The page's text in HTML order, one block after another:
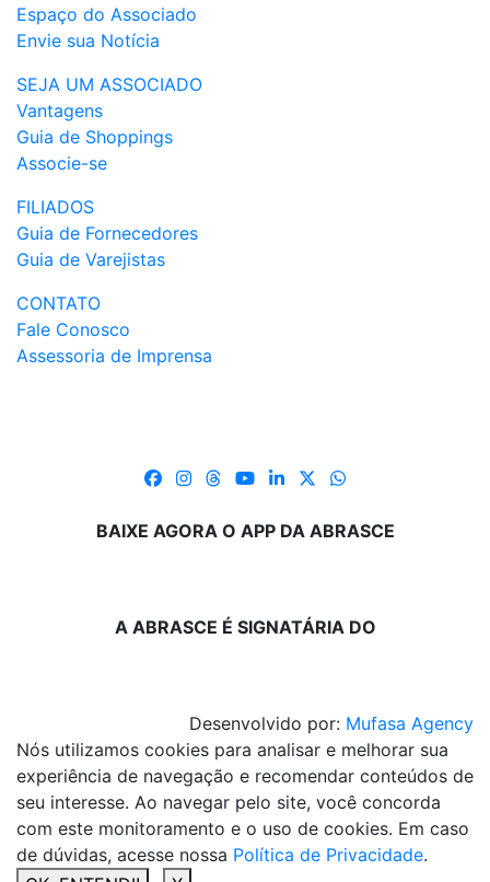
Espaço do Associado
Envie sua Notícia
SEJA UM ASSOCIADO
Vantagens
Guia de Shoppings
Associe-se
FILIADOS
Guia de Fornecedores
Guia de Varejistas
CONTATO
Fale Conosco
Assessoria de Imprensa
BAIXE AGORA O APP DA ABRASCE
A ABRASCE É SIGNATÁRIA DO
Desenvolvido por: Mufasa Agency
Nós utilizamos cookies para analisar e melhorar sua
experiência de navegação e recomendar conteúdos de
seu interesse. Ao navegar pelo site, você concorda
com este monitoramento e o uso de cookies. Em caso
de dúvidas, acesse nossa Política de Privacidade.